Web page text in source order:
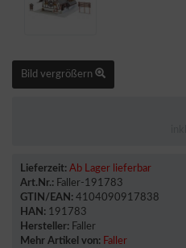
Bild vergrößern
Lieferzeit: Ab Lager lieferbar
Art.Nr.: Faller-191783
GTIN/EAN: 4104090917838
HAN: 191783
Hersteller: Faller
Mehr Artikel von: Faller